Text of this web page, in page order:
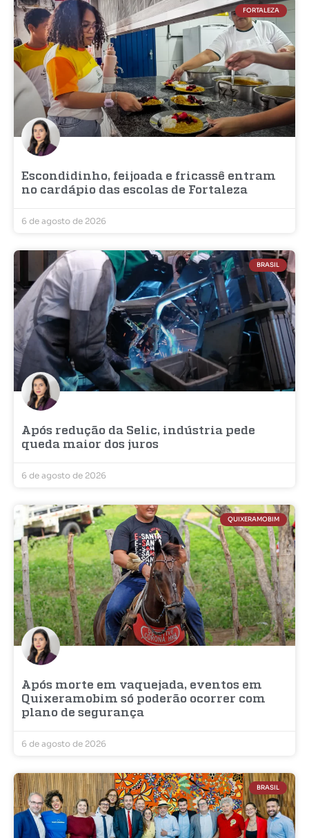
FORTALEZA
Escondidinho, feijoada e fricassê entram
no cardápio das escolas de Fortaleza
6 de agosto de 2026
BRASIL
Após redução da Selic, indústria pede
queda maior dos juros
6 de agosto de 2026
QUIXERAMOBIM
Após morte em vaquejada, eventos em
Quixeramobim só poderão ocorrer com
plano de segurança
6 de agosto de 2026
BRASIL